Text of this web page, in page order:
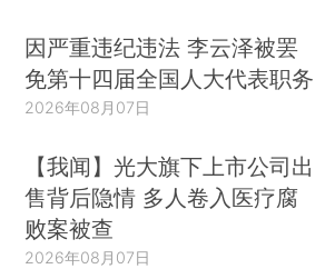
因严重违纪违法 李云泽被罢
免第十四届全国人大代表职务
2026年08月07日
【我闻】光大旗下上市公司出
售背后隐情 多人卷入医疗腐
败案被查
2026年08月07日